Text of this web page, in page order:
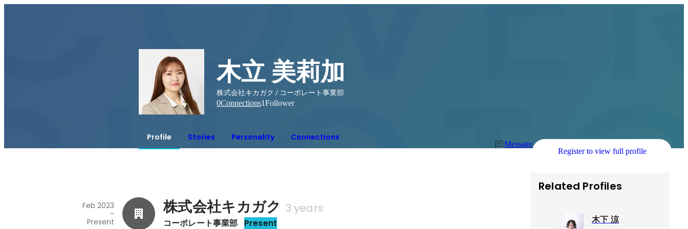
木立 美莉加
株式会社キカガク / コーポレート事業部
0Connections1Follower
Profile Stories Personality Connections
Message
Register to view full profile
株式会社キカガク 3 years
コーポレート事業部 Present
Feb 2023
-
Present
Related Profiles
木下 涼